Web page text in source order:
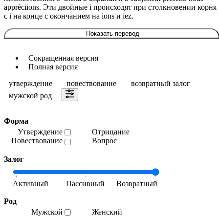
appréciions. Эти двойные i происходят при столкновении корня
с i на конце с окончанием на ions и iez.
Показать перевод
Сокращенная версия
Полная версия
утверждение
повествование
возвратный залог
мужской род
Форма
Утверждение
Повествование
Отрицание
Вопрос
Залог
Род
Мужской
Женский